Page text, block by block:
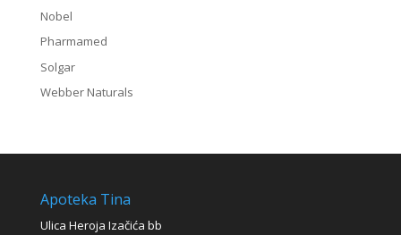
Nobel
Pharmamed
Solgar
Webber Naturals
Apoteka Tina
Ulica Heroja Izačića bb